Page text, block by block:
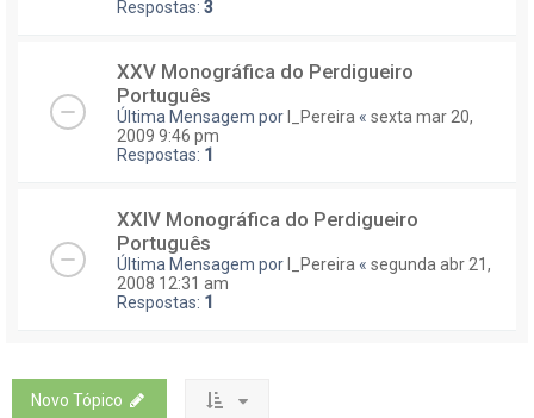
Respostas: 3
XXV Monográfica do Perdigueiro
Português
Última Mensagem por I_Pereira « sexta mar 20,
2009 9:46 pm
Respostas: 1
XXIV Monográfica do Perdigueiro
Português
Última Mensagem por I_Pereira « segunda abr 21,
2008 12:31 am
Respostas: 1
Novo Tópico